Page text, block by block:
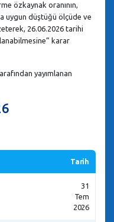
özkaynak oranının,
uygun düştüğü ölçüde ve
26.06.2026 tarihi
karar
yayımlanan
Tarih
31
Tem
2026